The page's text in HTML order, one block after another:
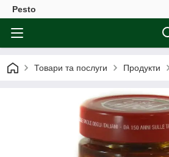
Pesto
Товари та послуги Продукти